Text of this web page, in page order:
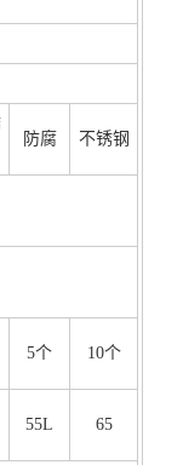
防腐 不锈钢
5个 10个
55L 65